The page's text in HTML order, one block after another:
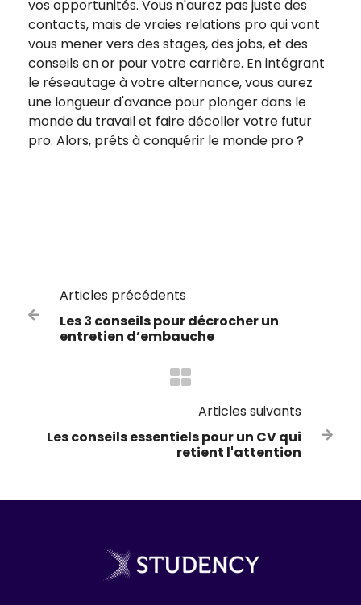
vos opportunités. Vous n'aurez pas juste des
contacts, mais de vraies relations pro qui vont
vous mener vers des stages, des jobs, et des
conseils en or pour votre carrière. En intégrant
le réseautage à votre alternance, vous aurez
une longueur d'avance pour plonger dans le
monde du travail et faire décoller votre futur
pro. Alors, prêts à conquérir le monde pro ?

Articles précédents
Les 3 conseils pour décrocher un
entretien d’embauche
Articles suivants
Les conseils essentiels pour un CV qui
retient l'attention
